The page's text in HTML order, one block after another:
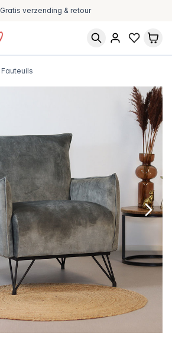
Gratis verzending & retour
Fauteuils